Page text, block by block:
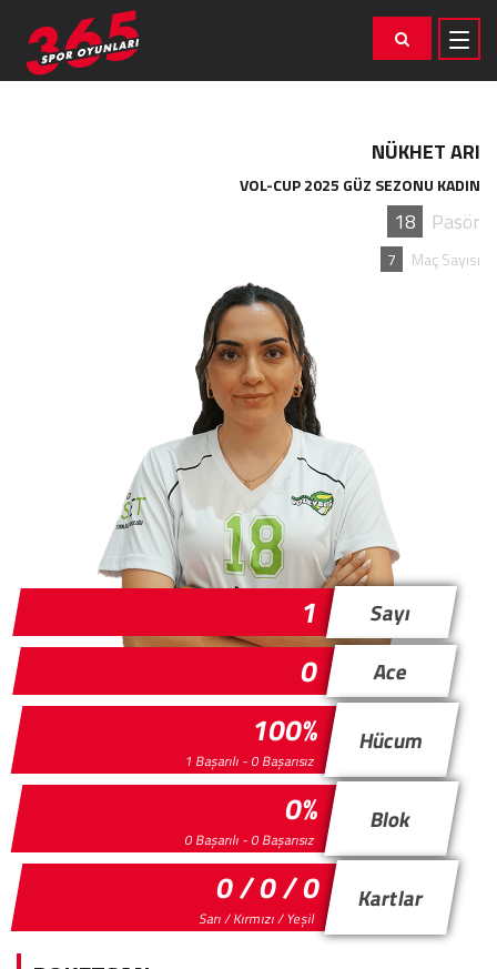
NÜKHET ARI
VOL-CUP 2025 GÜZ SEZONU KADIN
18 Pasör
7 Maç Sayısı
1 Sayı
0 Ace
100%
1 Başarılı - 0 Başarısız
Hücum
0%
0 Başarılı - 0 Başarısız
Blok
0 / 0 / 0
Sarı / Kırmızı / Yeşil
Kartlar